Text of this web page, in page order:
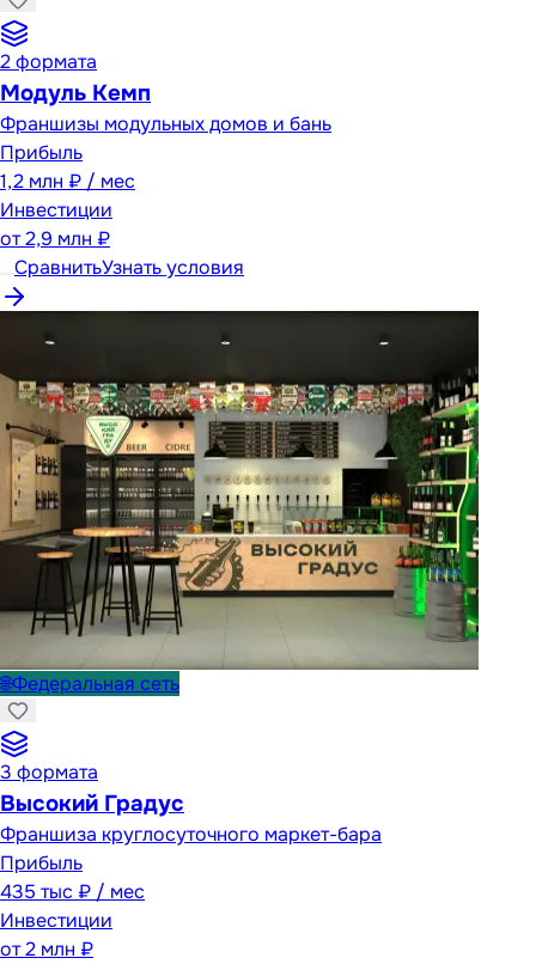
2формата
Модуль Кемп
Франшизы модульных домов и бань
Прибыль
1,2 млн ₽ / мес
Инвестиции
от2,9 млн ₽
СравнитьУзнать условия
🌐Федеральная сеть
3 формата
Высокий Градус
Франшиза круглосуточного маркет-бара
Прибыль
435 тыс ₽ / мес
Инвестиции
от2 млн ₽